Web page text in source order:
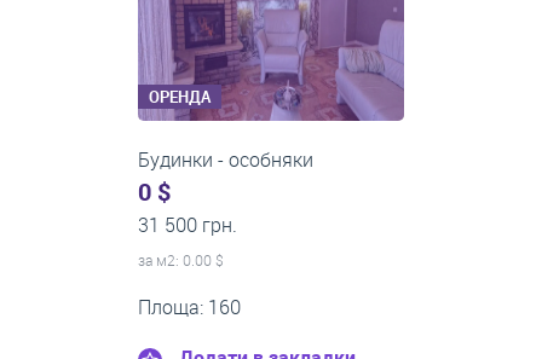
ОРЕНДА
Будинки - особняки
0 $
12 000 грн.
за м2: 0.00 $
Площа: 45